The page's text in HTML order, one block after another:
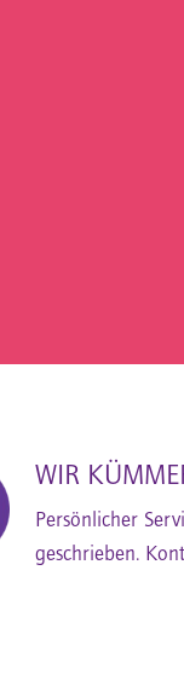
WIR
Persönlicher
geschrieben.